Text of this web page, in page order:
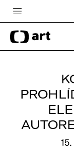
Česká televize
Zpravodajství
iVysílání
Pro děti